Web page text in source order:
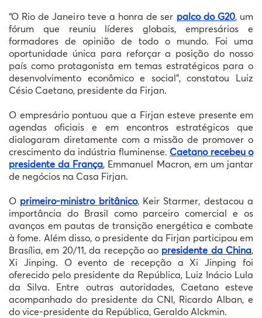
“O Rio de Janeiro teve a honra de ser palco do G20, um
fórum que reuniu líderes globais, empresários e
formadores de opinião de todo o mundo. Foi uma
oportunidade única para reforçar a posição do nosso
país como protagonista em temas estratégicos para o
desenvolvimento econômico e social”, constatou Luiz
Césio Caetano, presidente da Firjan.
O empresário pontuou que a Firjan esteve presente em
agendas oficiais e em encontros estratégicos que
dialogaram diretamente com a missão de promover o
crescimento da indústria fluminense. Caetano recebeu o
presidente da França, Emmanuel Macron, em um jantar
de negócios na Casa Firjan.
O primeiro-ministro britânico, Keir Starmer, destacou a
importância do Brasil como parceiro comercial e os
avanços em pautas de transição energética e combate
à fome. Além disso, o presidente da Firjan participou em
Brasília, em 20/11, da recepção ao presidente da China,
Xi Jinping. O evento de recepção a Xi Jinping foi
oferecido pelo presidente da República, Luiz Inácio Lula
da Silva. Entre outras autoridades, Caetano esteve
acompanhado do presidente da CNI, Ricardo Alban, e
do vice-presidente da República, Geraldo Alckmin.